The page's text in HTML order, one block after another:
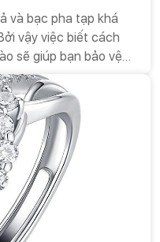
và bạc pha tạp khá
vậy việc biết cách
sẽ giúp bạn bảo vệ
lượng sản phẩm.